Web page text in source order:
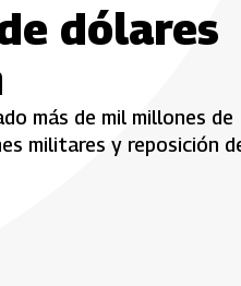
dólares
más de mil millones de
militares y reposición